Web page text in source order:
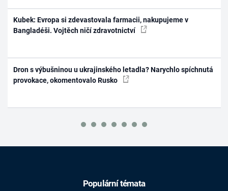
Kubek: Evropa si zdevastovala farmacii, nakupujeme v
Bangladéši. Vojtěch ničí zdravotnictví
Dron s výbušninou u ukrajinského letadla? Narychlo spíchnutá
provokace, okomentovalo Rusko
Populární témata